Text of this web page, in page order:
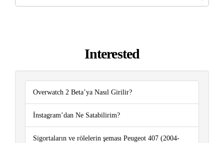
Interested
Overwatch 2 Beta’ya Nasıl Girilir?
İnstagram’dan Ne Satabilirim?
Sigortaların ve rölelerin şeması Peugeot 407 (2004-